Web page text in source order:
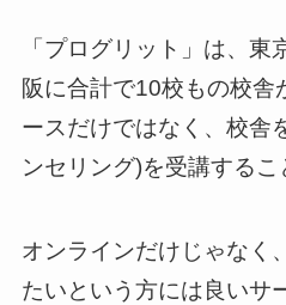
「プログリット」は、
阪に合計で10校もの校舎
ースだけではなく、校舎
ンセリング)を受講するこ
オンラインだけじゃなく
たいという方には良いサ